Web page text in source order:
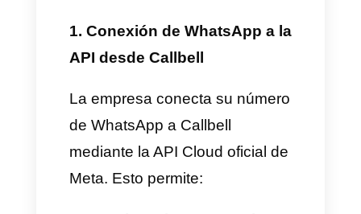
Cómo funciona
través de Callbell
Callbell es un CRM para
WhatsApp que te permite